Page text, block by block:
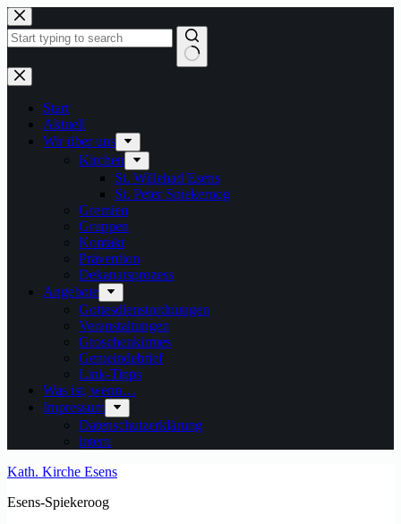
Zum
Inhalt
springen
Keine
Ergebnisse
Start
Aktuell
Wir über uns
Kirchen
St. Willehad Esens
St. Peter Spiekeroog
Gremien
Gruppen
Kontakt
Prävention
Dekanatsprozess
Angebote
Gottesdienstordnungen
Veranstaltungen
Groschenkirmes
Gemeindebrief
Link-Tipps
Was ist, wenn…
Impressum
Datenschutzerklärung
intern
Kath. Kirche Esens
Esens-Spiekeroog